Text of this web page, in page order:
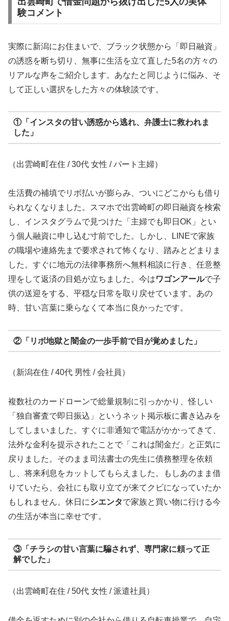
験コメント
実際に新潟にお住まいで、ブラック状態から「即日融資」
の誘惑を断ち切り、無事に生活を立て直した5名の方々の
リアルな声をご紹介します。あなたと同じように悩み、そ
して正しい選択をした方々の体験談です。
①「インスタの甘い誘惑から逃れ、弁護士に救われま
した」
（出雲崎町在住 / 30代 女性 / パート主婦）
生活費の補填でリボ払いが膨らみ、ついにどこからも借り
られなくなりました。スマホで出雲崎町の即日融資を検索
し、インスタグラムで見つけた「主婦でも即日OK」とい
う個人融資に申し込む寸前でした。しかし、LINEで家族
の職場や連絡先まで要求されて怖くなり、踏みとどまりま
した。すぐに地元の法律事務所へ無料相談に行き、任意整
理をして返済の目処が立ちました。今はワゴンアールで子
供の送迎をする、平穏な日常を取り戻せています。あの
時、甘い言葉に乗らなくて本当に良かったです。
②「リボ地獄と闇金の一歩手前で目が覚めました」
（新潟在住 / 40代 男性 / 会社員）
複数社のカードローンで総量規制に引っかかり、怪しい
「独自審査で即日振込」というネット掲示板に書き込みを
してしまいました。すぐに非通知で電話がかかってきて、
法外な金利を提示されたことで「これは闇金だ」と正気に
戻りました。そのまま司法書士の先生に債務整理を依頼
し、将来利息をカットしてもらえました。もしあのまま借
りていたら、会社にも取り立てが来てクビになっていたか
もしれません。休日にシエンタで家族と買い物に行ける今
の生活が本当に幸せです。
③「チラシの甘い言葉に騙されず、専門家に頼って正
解でした」
（出雲崎町在住 / 50代 女性 / 派遣社員）